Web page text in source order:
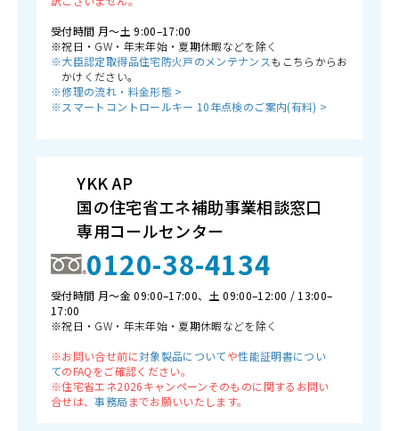
受付時間 月〜土 9:00–17:00
※祝日・GW・年末年始・夏期休暇などを除く
※大臣認定取得品住宅防火戸のメンテナンスもこちらからお
かけください。
※修理の流れ・料金形態 >
※スマートコントロールキー 10年点検のご案内(有料) >
YKK AP
国の住宅省エネ補助事業相談窓口
専用コールセンター
0120-38-4134
受付時間 月〜金 09:00–17:00、土 09:00–12:00 / 13:00–
17:00
※祝日・GW・年末年始・夏期休暇などを除く
※お問い合せ前に対象製品についてや性能証明書につい
てのFAQをご確認ください。
※住宅省エネ2026キャンペーンそのものに関するお問い
合せは、事務局 までお願いいたします。